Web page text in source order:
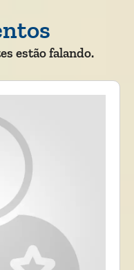
estão falando.